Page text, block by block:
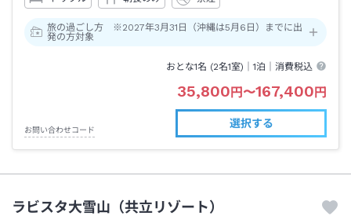
旅の過ごし方 ※2027年3月31日（沖縄は5月6日）までに出
発の方対象
おとな1名 (2名1室)｜1泊 ｜消費税込
35,800円〜167,400円
お問い合わせコード
選択する
ラビスタ大雪山（共立リゾート）